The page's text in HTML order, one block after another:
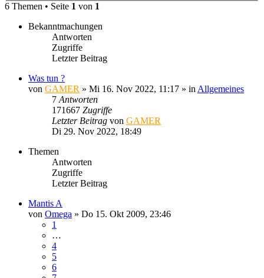
6 Themen • Seite 1 von 1
Bekanntmachungen
Antworten
Zugriffe
Letzter Beitrag
Was tun ?
von GAMER » Mi 16. Nov 2022, 11:17 » in Allgemeines
7 Antworten
171667 Zugriffe
Letzter Beitrag von GAMER
Di 29. Nov 2022, 18:49
Themen
Antworten
Zugriffe
Letzter Beitrag
Mantis A
von Omega » Do 15. Okt 2009, 23:46
1
…
4
5
6